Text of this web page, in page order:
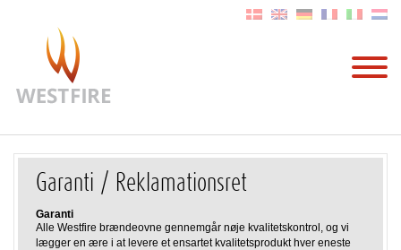
Garanti / Reklamationsret
Garanti
Alle Westfire brændeovne gennemgår nøje kvalitetskontrol, og vi
lægger en ære i at levere et ensartet kvalitetsprodukt hver eneste